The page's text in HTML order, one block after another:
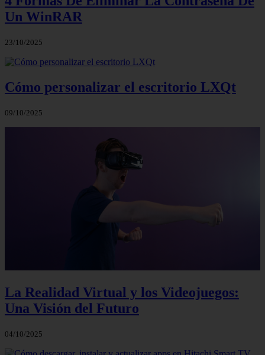
Un WinRAR
23/10/2025
Cómo personalizar el escritorio LXQt
09/10/2025
La Realidad Virtual y los Videojuegos:
Una Visión del Futuro
04/10/2025